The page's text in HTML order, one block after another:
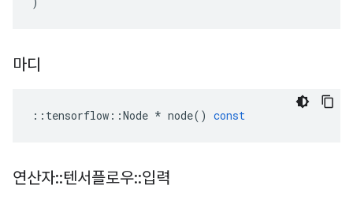
마디
:: tensorflow ::Node * node() const
연산자::텐서플로우::입력